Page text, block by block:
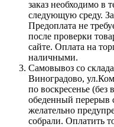
заказ необходимо в
следующую среду.
Предоплата не
после проверки
сайте. Оплата на
наличными.
Самовывоз со
Виноградово,
по воскресенье
обеденный перерыв
желательно
собрали. Оплатить